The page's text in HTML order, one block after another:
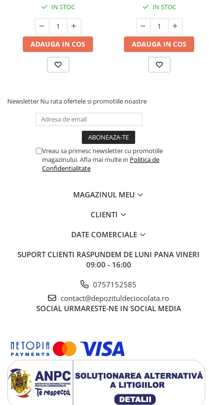
IN STOC
ADAUGA IN COS
IN STOC
ADAUGA IN COS
Newsletter Nu rata ofertele si promotiile noastre
Vreau sa primesc newsletter cu promotiile
magazinului. Afla mai multe in Politica de
Confidentialitate
MAGAZINUL MEU
CLIENTI
DATE COMERCIALE
SUPORT CLIENTI RASPUNDEM DE LUNI PANA VINERI
09:00 - 16:00
0757152585
contact@depozituldeciocolata.ro
SOCIAL URMARESTE-NE IN SOCIAL MEDIA